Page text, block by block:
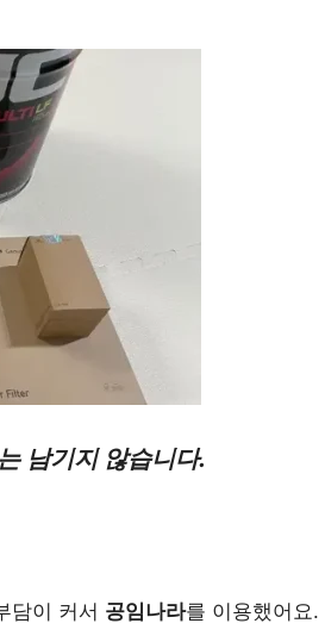
남기지 않습니다.
담이 커서 공임나라를 이용했어요.